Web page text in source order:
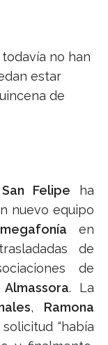
no han
estar
de
Felipe ha
nuevo equipo
en
de
de
. La
, Ramona
“había